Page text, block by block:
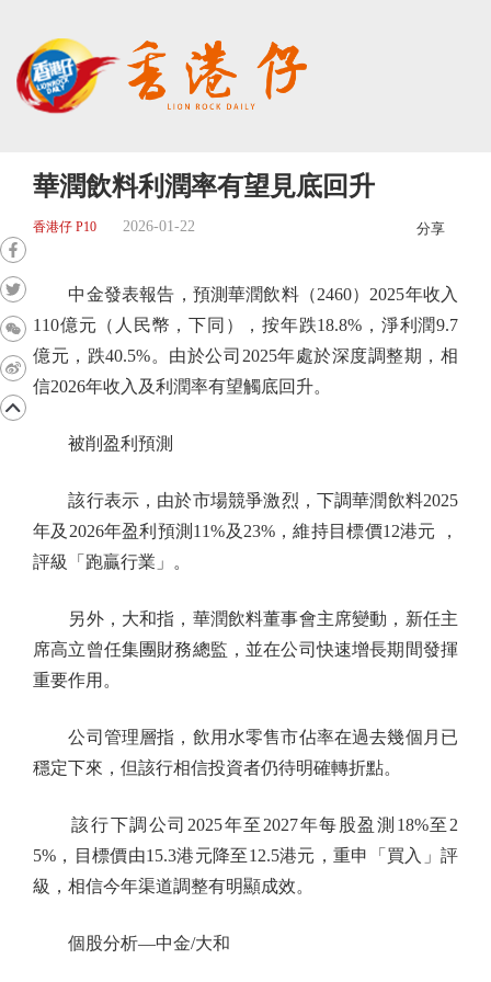
華潤飲料利潤率有望見底回升
香港仔 P10 2026-01-22 分享
中金發表報告，預測華潤飲料（2460）2025年收入
110億元（人民幣，下同），按年跌18.8%，淨利潤9.7
億元，跌40.5%。由於公司2025年處於深度調整期，相
信2026年收入及利潤率有望觸底回升。
被削盈利預測
該行表示，由於市場競爭激烈，下調華潤飲料2025
年及2026年盈利預測11%及23%，維持目標價12港元 ，
評級「跑贏行業」。
另外，大和指，華潤飲料董事會主席變動，新任主
席高立曾任集團財務總監，並在公司快速增長期間發揮
重要作用。
公司管理層指，飲用水零售市佔率在過去幾個月已
穩定下來，但該行相信投資者仍待明確轉折點。
該行下調公司2025年至2027年每股盈測18%至2
5%，目標價由15.3港元降至12.5港元，重申「買入」評
級，相信今年渠道調整有明顯成效。
個股分析—中金/大和